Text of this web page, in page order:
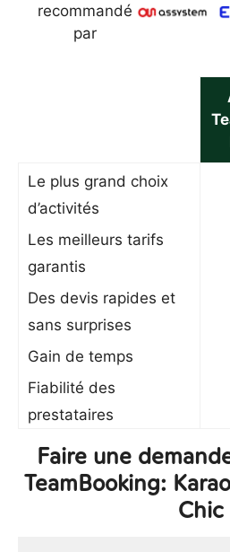
recommandé
par
Le plus grand choix
d’activités
Les meilleurs tarifs
garantis
Des devis rapides et
sans surprises
Gain de temps
Fiabilité des
prestataires
Faire une
TeamBooking:
Chic